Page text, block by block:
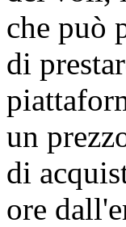
che può
di
un
di
ore